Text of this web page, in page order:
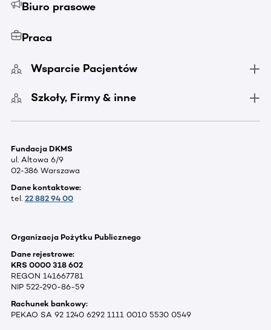
Biuro prasowe
Praca
Wsparcie Pacjentów
Szkoły, Firmy & inne
Fundacja DKMS
ul. Altowa 6/9
02-386 Warszawa
Dane kontaktowe:
tel. 22 882 94 00
Organizacja Pożytku Publicznego
Dane rejestrowe:
KRS 0000 318 602
REGON 141667781
NIP 522-290-86-59
Rachunek bankowy:
PEKAO SA 92 1240 6292 1111 0010 5530 0549